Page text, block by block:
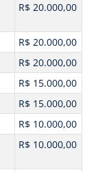
R$ 20.000,00
R$ 20.000,00
R$ 20.000,00
R$ 15.000,00
R$ 15.000,00
R$ 10.000,00
R$ 10.000,00